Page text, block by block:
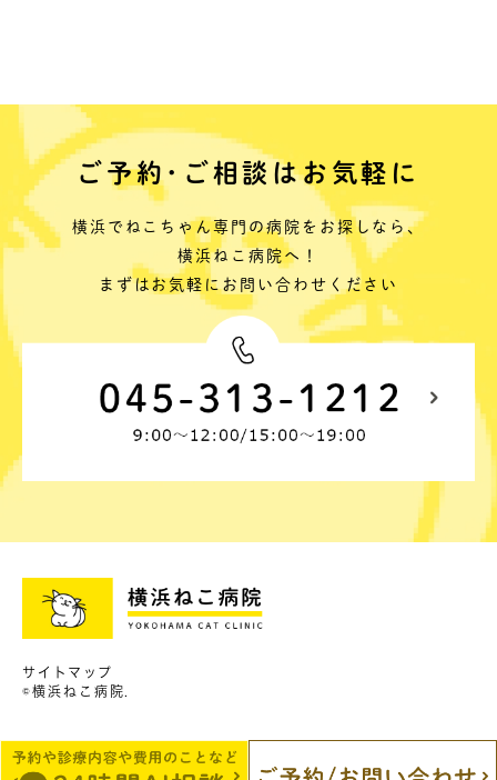
ご予約･ご相談はお気軽に
横浜でねこちゃん専門の病院をお探しなら、
横浜ねこ病院へ！
まずはお気軽にお問い合わせください
サイトマップ
©横浜ねこ病院.